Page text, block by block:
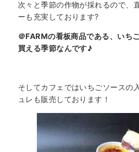
次々と季節の作物が採れるので、
ーも充実しております?
＠FARMの看板商品である、いち
買える季節なんです♪
そしてカフェではいちごソースの
ュレも販売しております！